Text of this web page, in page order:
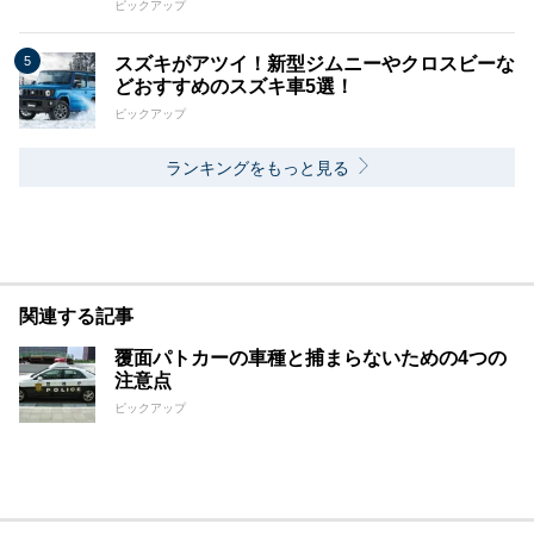
ピックアップ
スズキがアツイ！新型ジムニーやクロスビーな
どおすすめのスズキ車5選！
ピックアップ
ランキングをもっと見る
関連する記事
覆面パトカーの車種と捕まらないための4つの
注意点
ピックアップ